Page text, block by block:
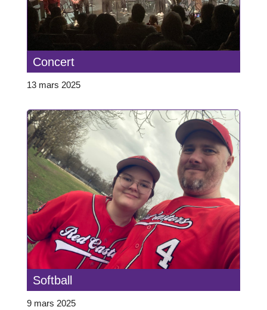
Concert
13 mars 2025
Softball
9 mars 2025